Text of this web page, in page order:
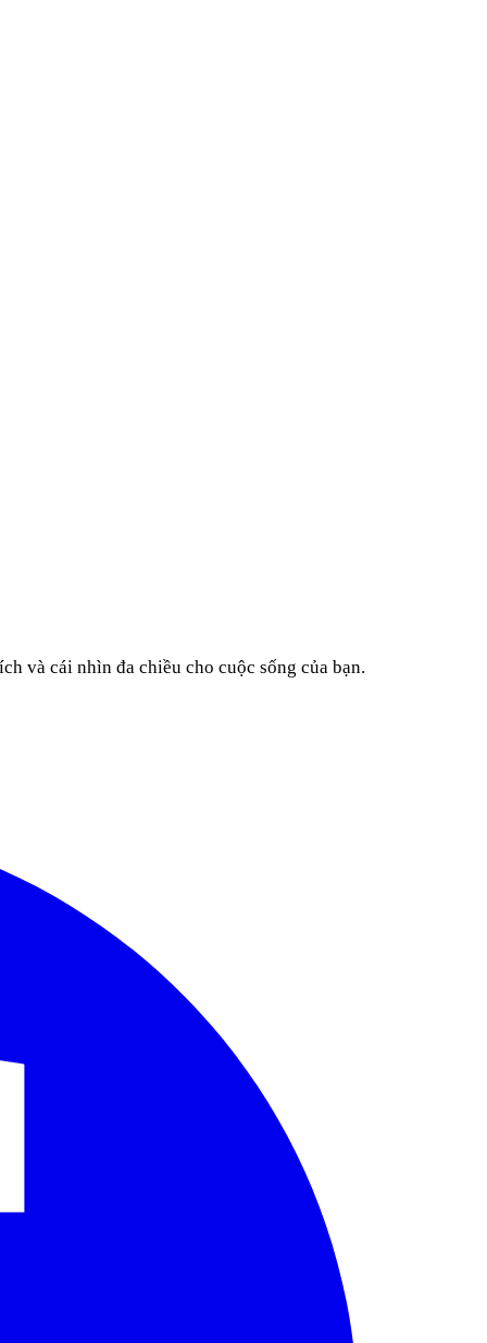
và cái nhìn đa chiều cho cuộc sống của bạn.